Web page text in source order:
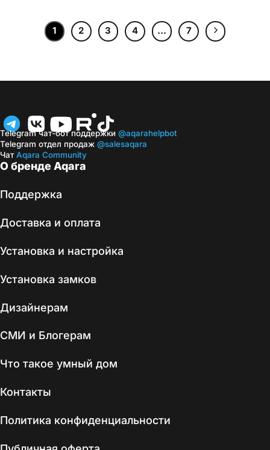
1 2 3 4 … 7
О бренде Aqara
Поддержка
Доставка и оплата
Установка и настройка
Установка замков
Дизайнерам
СМИ и Блогерам
Что такое умный дом
Контакты
Политика конфиденциальности
Telegram чат-бот поддержки @aqarahelpbot
Telegram отдел продаж @salesaqara
ЧатAqara Community